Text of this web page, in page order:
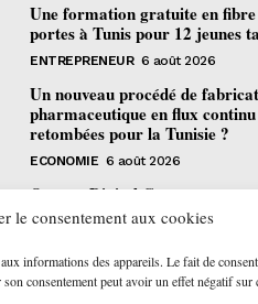
le consentement aux cookies
informations des appareils. Le fait de
consentement peut avoir un effet négatif sur
Une formation gratuite en
portes à Tunis pour 12 jeunes
ENTREPRENEUR 6 août 2026
Un nouveau procédé de
pharmaceutique en flux
retombées pour la Tunisie ?
ECONOMIE 6 août 2026
Orange Digital Center :
devenue le laboratoire mondial
ENTREPRISES 6 août 2026